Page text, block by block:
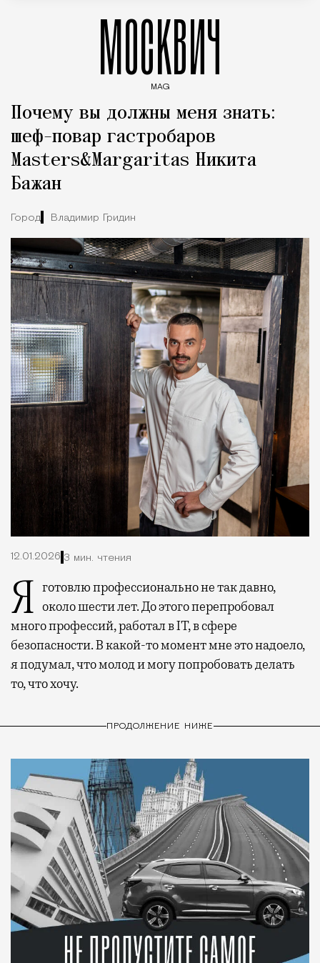
МОСКВИЧ
MAG
Почему вы должны меня знать:
шеф-повар гастробаров
Masters&Margaritas Никита
Бажан
Город Владимир Гридин
12.01.2026 3 мин. чтения
Я готовлю профессионально не так давно, около шести лет. До этого перепробовал
много профессий, работал в IT, в сфере
безопасности. В какой-то момент мне это надоело,
я подумал, что молод и могу попробовать делать
то, что хочу.
ПРОДОЛЖЕНИЕ НИЖЕ